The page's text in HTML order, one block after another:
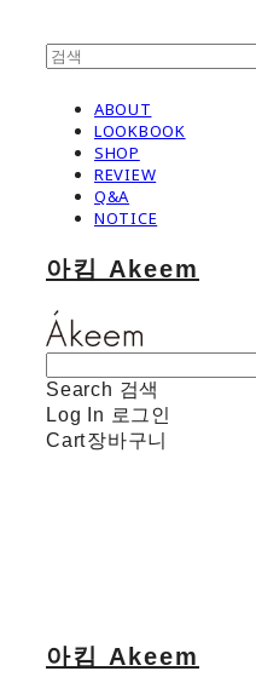
ABOUT
LOOKBOOK
SHOP
REVIEW
Q&A
NOTICE
아킴 Akeem
Search 검색
Log In 로그인
Cart장바구니
아킴 Akeem